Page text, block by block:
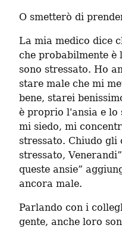
O smetterò di
La mia medico dice
che probabilmente è
sono stressato. Ho
stare male che mi
bene, starei
è proprio l'ansia e lo
mi siedo, mi
stressato. Chiudo gli
stressato,
queste ansie”
ancora male.
Parlando con i
gente, anche loro